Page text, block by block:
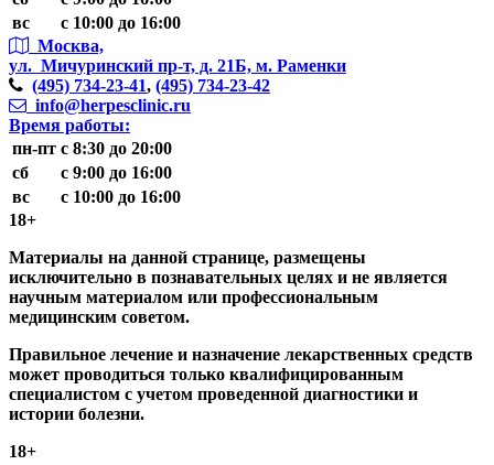
вс
с 10:00 до 16:00
Москва,
ул. Мичуринский пр-т, д. 21Б, м. Раменки
(495) 734-23-41, (495) 734-23-42
info@herpesclinic.ru
Время работы:
пн-пт с 8:30 до 20:00
сб
с 9:00 до 16:00
вс
с 10:00 до 16:00
18+
Материалы на данной странице, размещены
исключительно в познавательных целях и не является
научным материалом или профессиональным
медицинским советом.
Правильное лечение и назначение лекарственных средств
может проводиться только квалифицированным
специалистом с учетом проведенной диагностики и
истории болезни.
18+